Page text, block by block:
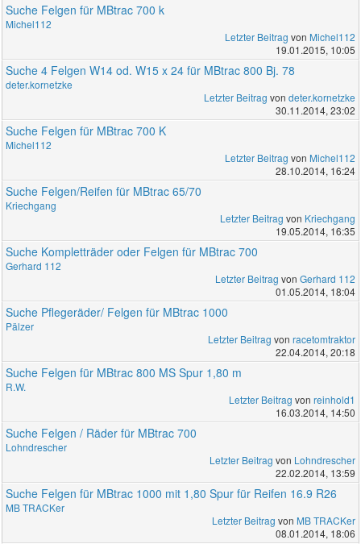
Suche Felgen für MBtrac 700 k
Michel112
Letzter Beitrag von Michel112
19.01.2015, 10:05
Suche 4 Felgen W14 od. W15 x 24 für MBtrac 800 Bj. 78
deter.kornetzke
Letzter Beitrag von deter.kornetzke
30.11.2014, 23:02
Suche Felgen für MBtrac 700 K
Michel112
Letzter Beitrag von Michel112
28.10.2014, 16:24
Suche Felgen/Reifen für MBtrac 65/70
Kriechgang
Letzter Beitrag von Kriechgang
19.05.2014, 16:35
Suche Kompletträder oder Felgen für MBtrac 700
Gerhard 112
Letzter Beitrag von Gerhard 112
01.05.2014, 18:04
Suche Pflegeräder/ Felgen für MBtrac 1000
Pälzer
Letzter Beitrag von racetomtraktor
22.04.2014, 20:18
Suche Felgen für MBtrac 800 MS Spur 1,80 m
R.W.
Letzter Beitrag von reinhold1
16.03.2014, 14:50
Suche Felgen / Räder für MBtrac 700
Lohndrescher
Letzter Beitrag von Lohndrescher
22.02.2014, 13:59
Suche Felgen für MBtrac 1000 mit 1,80 Spur für Reifen 16.9 R26
MB TRACKer
Letzter Beitrag von MB TRACKer
08.01.2014, 18:06